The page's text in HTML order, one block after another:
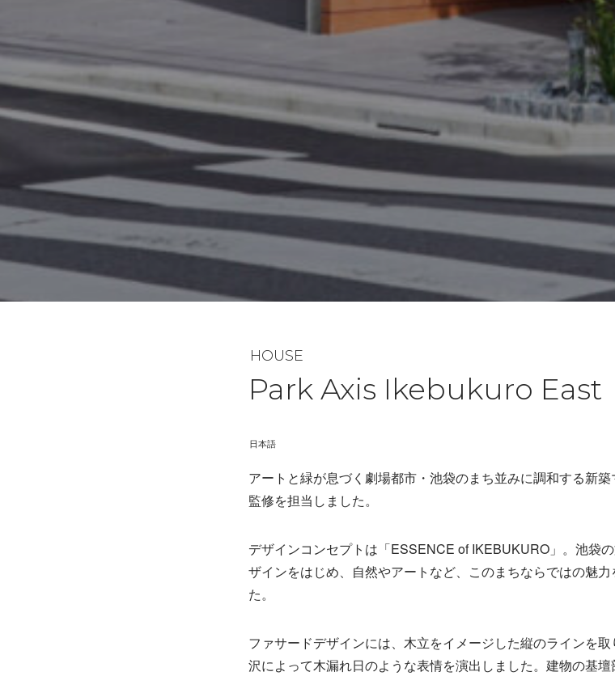
HOUSE
Park Axis Ikebukuro East
日本語
アートと緑が息づく劇場都市・池袋のまち並みに調和する新
監修を担当しました。
デザインコンセプトは「ESSENCE of IKEBUKURO」。池袋
ザインをはじめ、自然やアートなど、このまちならではの魅
た。
ファサードデザインには、木立をイメージした縦のラインを
沢によって木漏れ日のような表情を演出しました。建物の基